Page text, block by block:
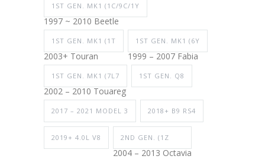
1ST GEN. MK1 (1C/9C/1Y
1997 ~ 2010 Beetle
1ST GEN. MK1 (1T
2003+ Touran
1ST GEN. MK1 (6Y
1999 – 2007 Fabia
1ST GEN. MK1 (7L7
2002 – 2010 Touareg
1ST GEN. Q8
2017 – 2021 MODEL 3 2018+ B9 RS4
2019+ 4.0L V8 2ND GEN. (1Z
2004 – 2013 Octavia